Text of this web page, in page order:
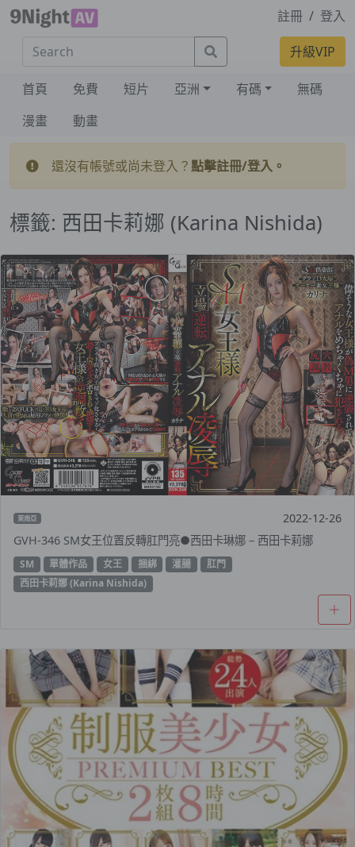
註冊 / 登入
Search
升級VIP
首頁 免費 短片 亞洲 有碼
無碼
漫畫
動畫
還沒有帳號或尚未登入？ 點擊註冊/登入。
標籤: 西田卡莉娜 (Karina Nishida)
東南亞
2022-12-26
GVH-346 SM女王位置反轉肛門亮●西田卡琳娜 – 西田卡莉娜
SM 單體作品 女王 捆綁 灌腸
肛門
西田卡莉娜 (Karina Nishida)